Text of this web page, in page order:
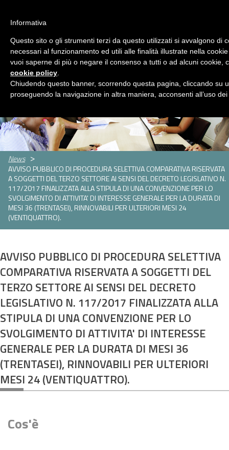
MENU
Servizi
News
AVVISO PUBBLICO DI PROCEDURA SELETTIVA COMPARATIVA RISERVATA
A SOGGETTI DEL TERZO SETTORE AI SENSI DEL DECRETO LEGISLATIVO N.
117/2017 FINALIZZATA ALLA STIPULA DI UNA CONVENZIONE PER LO
SVOLGIMENTO DI ATTIVITA' DI INTERESSE GENERALE PER LA DURATA DI
MESI 36 (TRENTASEI), RINNOVABILI PER ULTERIORI MESI 24
(VENTIQUATTRO).
AVVISO PUBBLICO DI PROCEDURA SELETTIVA
COMPARATIVA RISERVATA A SOGGETTI DEL
TERZO SETTORE AI SENSI DEL DECRETO
LEGISLATIVO N. 117/2017 FINALIZZATA ALLA
STIPULA DI UNA CONVENZIONE PER LO
SVOLGIMENTO DI ATTIVITA' DI INTERESSE
GENERALE PER LA DURATA DI MESI 36
(TRENTASEI), RINNOVABILI PER ULTERIORI
MESI 24 (VENTIQUATTRO).
Cos'è
CHI
SIAMO
SERVIZI
Servizio
Sociale
Centro
per
le
famiglie
Strutture
per
anziani
Sportello
assistenti
famigliari
CONCORSI
E
GARE
Concorsi
gare
attivi
Concorsi
gare
espletati
AMMINISTRAZIONE
TRASPARENTE
PNRR
Cos'è
Progetti
PNRR
Allegati
NEWS
CONTATTI
Informativa
Questo sito o gli strumenti terzi da questo utilizzati si avvalgono di
necessari al funzionamento ed utili alle finalità illustrate nella
vuoi saperne di più o negare il consenso a tutti o ad alcuni cookie,
cookie policy
Chiudendo questo banner, scorrendo questa pagina, cliccando su
proseguendo la navigazione in altra maniera, acconsenti all’uso